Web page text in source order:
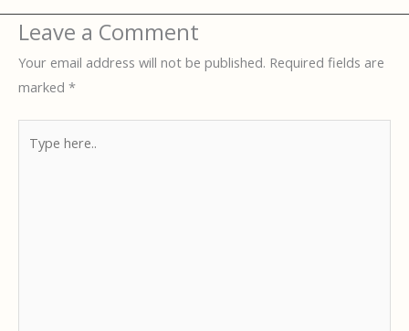
Leave a Comment
Your email address will not be published. Required fields are
marked *
here..